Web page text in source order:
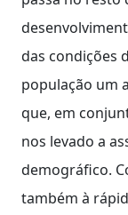
das condições
população um
que, em
nos levado a
demográfico.
também à